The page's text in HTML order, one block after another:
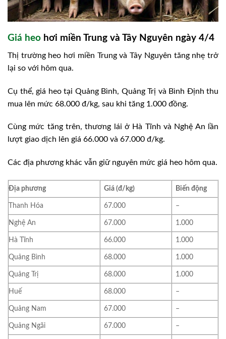
Giá heo hơi miền Trung và Tây Nguyên ngày 4/4
Thị trường heo hơi miền Trung và Tây Nguyên tăng nhẹ trở
lại so với hôm qua.
Cụ thể, giá heo tại Quảng Bình, Quảng Trị và Bình Định thu
mua lên mức 68.000 đ/kg, sau khi tăng 1.000 đồng.
Cùng mức tăng trên, thương lái ở Hà Tĩnh và Nghệ An lần
lượt giao dịch lên giá 66.000 và 67.000 đ/kg.
Các địa phương khác vẫn giữ nguyên mức giá heo hôm qua.
Địa phương Giá (đ/kg) Biến động
Thanh Hóa 67.000 –
Nghệ An 67.000 1.000
Hà Tĩnh 66.000 1.000
Quảng Bình 68.000 1.000
Quảng Trị 68.000 1.000
Huế 68.000 –
Quảng Nam 67.000 –
Quảng Ngãi 67.000 –